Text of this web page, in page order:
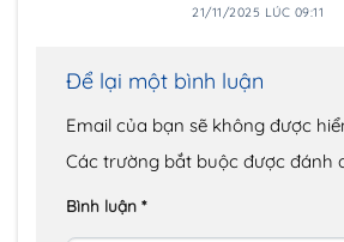
21/11/2025 LÚC 09:11
Để lại một bình luận
Email của bạn sẽ không được
Các trường bắt buộc được đánh
Bình luận *